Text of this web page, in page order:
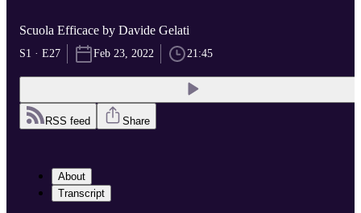
Scuola Efficace by Davide Gelati
S1 · E27 Feb 23, 2022 21:45
RSS feed Share
About
Transcript